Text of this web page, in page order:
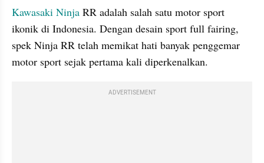
Kawasaki Ninja RR adalah salah satu motor sport
ikonik di Indonesia. Dengan desain sport full fairing,
spek Ninja RR telah memikat hati banyak penggemar
motor sport sejak pertama kali diperkenalkan.
ADVERTISEMENT